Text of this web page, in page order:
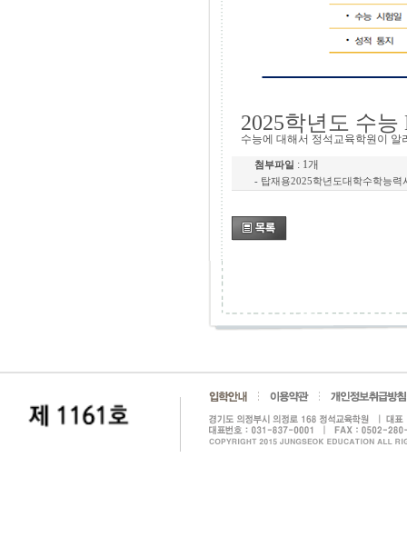
2025학년도 수능
수능에 대해서 정석교육학원이
첨부파일 : 1개
- 탑재용2025학년도대학수학능